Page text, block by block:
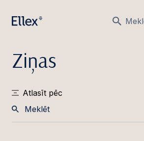
Ziņas
Atlasīt pēc